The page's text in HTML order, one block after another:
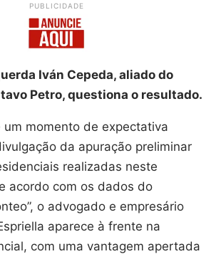
PUBLICIDADE
Iván Cepeda, aliado do
Petro, questiona o resultado.
um momento de expectativa
da apuração preliminar
realizadas neste
acordo com os dados do
o advogado e empresário
aparece à frente na
com uma vantagem apertada